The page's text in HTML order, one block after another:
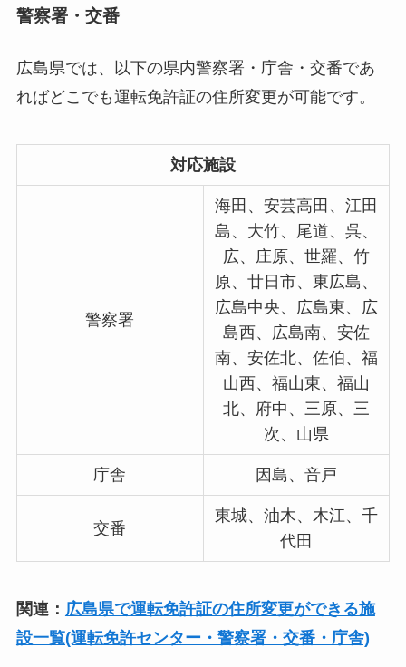
警察署・交番
広島県では、以下の県内警察署・庁舎・交番であ
ればどこでも運転免許証の住所変更が可能です。
対応施設
警察署
海田、安芸高田、江田
島、大竹、尾道、呉、
広、庄原、世羅、竹
原、廿日市、東広島、
広島中央、広島東、広
島西、広島南、安佐
南、安佐北、佐伯、福
山西、福山東、福山
北、府中、三原、三
次、山県
庁舎 因島、音戸
交番
東城、油木、木江、千
代田
関連： 広島県で運転免許証の住所変更ができる施
設一覧(運転免許センター・警察署・交番・庁舎)